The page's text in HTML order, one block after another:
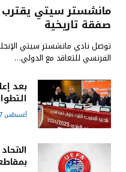
مانشستر سيتي
صفقة تاريخية
توصل نادي مانشستر سيتي
الفرنسي للتعاقد مع الدولي…
بعد
أغسطس 7, 2026